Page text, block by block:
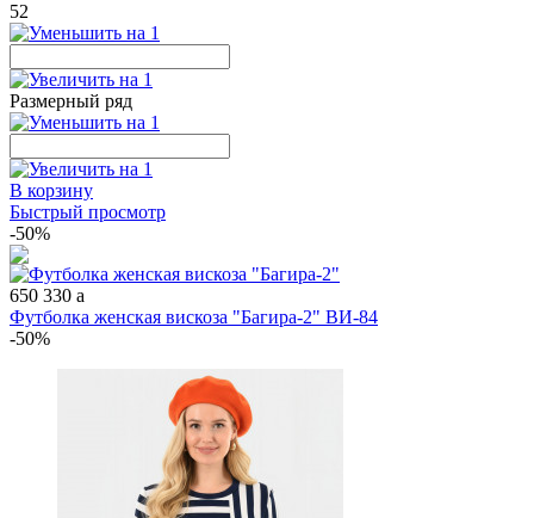
52
Размерный ряд
В корзину
Быстрый просмотр
-50%
650 330 a
Футболка женская вискоза "Багира-2" ВИ-84
-50%